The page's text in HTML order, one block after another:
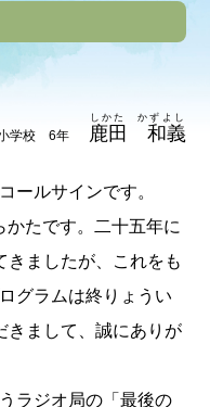
学校 6年 鹿田 和義
しかた かずよし
ールサインです。
たです。二十五年に
きましたが、これをも
グラムは終りょうい
きまして、誠にありが
ラジオ局の「最後の